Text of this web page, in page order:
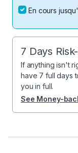
En cours
7 Days
If anything isn't
have 7 full days
you in full.
See Money-